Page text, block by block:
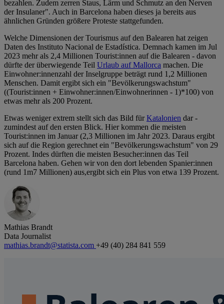
bezahlen. Zudem zerren Staus, Lärm und Schmutz an den Nerven
der Insulaner". Auch in Barcelona haben dieses ja bereits aus
ähnlichen Gründen größere Proteste stattgefunden.
Welche Dimensionen der Tourismus auf den Balearen hat zeigen
Daten des Instituto Nacional de Estadística. Demnach kamen im Jul
2023 mehr als 2,4 Millionen Tourist:innen auf die Balearen - davon
dürfte der überwiegende Teil Urlaub auf Mallorca machen. Die
Einwohner:innenzahl der Inselgruppe beträgt rund 1,2 Millionen
Menschen. Damit ergibt sich ein "Bevölkerungswachstum"
((Tourist:innen + Einwohner:innen/Einwohnerinnen - 1)*100) von
etwas mehr als 200 Prozent.
Etwas weniger extrem stellt sich das Bild fürKatalonien dar -
zumindest auf den ersten Blick. Hier kommen die meisten
Tourist:innen im Januar (2,3 Millionen im Jahr 2023. Daraus ergibt
sich auf die Region gerechnet ein "Bevölkerungswachstum" von 29
Prozent. Indes dürften die meisten Besucher:innen das Teil
Barcelona haben. Gehen wir von den dort lebenden Spanier:innen
(rund 1m7 Millionen) aus,ergibt sich ein Plus von etwa 139 Prozent.
Mathias Brandt
Data Journalist
mathias.brandt@statista.com +49 (40) 284 841 559